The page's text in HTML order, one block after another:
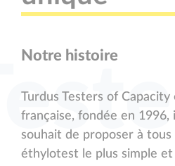
Notre histoire
Turdus Testers of
française, fondée en 1996,
souhait de proposer à
éthylotest le plus simple et